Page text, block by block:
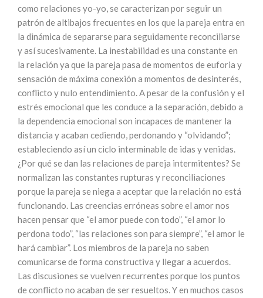
como relaciones yo-yo, se caracterizan por seguir un
patrón de altibajos frecuentes en los que la pareja entra en
la dinámica de separarse para seguidamente reconciliarse
y así sucesivamente. La inestabilidad es una constante en
la relación ya que la pareja pasa de momentos de euforia y
sensación de máxima conexión a momentos de desinterés,
conflicto y nulo entendimiento. A pesar de la confusión y el
estrés emocional que les conduce a la separación, debido a
la dependencia emocional son incapaces de mantener la
distancia y acaban cediendo, perdonando y “olvidando”;
estableciendo así un ciclo interminable de idas y venidas.
¿Por qué se dan las relaciones de pareja intermitentes? Se
normalizan las constantes rupturas y reconciliaciones
porque la pareja se niega a aceptar que la relación no está
funcionando. Las creencias erróneas sobre el amor nos
hacen pensar que “el amor puede con todo”, “el amor lo
perdona todo”, “las relaciones son para siempre”, “el amor le
hará cambiar”. Los miembros de la pareja no saben
comunicarse de forma constructiva y llegar a acuerdos.
Las discusiones se vuelven recurrentes porque los puntos
de conflicto no acaban de ser resueltos. Y en muchos casos